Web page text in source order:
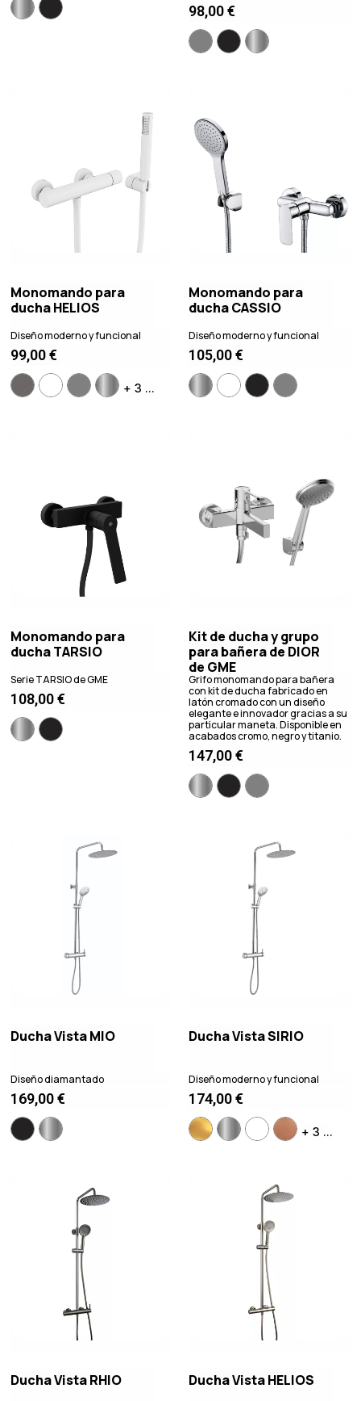
98,00€
Monomando para
ducha HELIOS
Diseño moderno y funcional
99,00€
+ 3 ...
Monomando para
ducha CASSIO
Diseño moderno y funcional
105,00€
Monomando para
ducha TARSIO
Serie TARSIO de GME
108,00€
Kit de ducha y grupo
para bañera de DIOR
de GME
Grifo monomando para bañera
con kit de ducha fabricado en
latón cromado con un diseño
elegante e innovador gracias a su
particular maneta. Disponible en
acabados cromo, negro y titanio.
147,00€
Ducha Vista MIO
Diseño diamantado
169,00€
Ducha Vista SIRIO
Diseño moderno y funcional
174,00€
+ 3 ...
Ducha Vista RHIO Ducha Vista HELIOS